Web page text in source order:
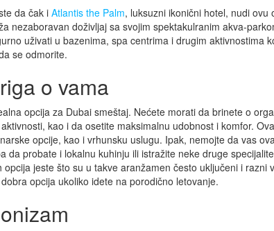
da čak i Atlantis the Palm, luksuzni ikonični hotel, nudi
nezaboravan doživljaj sa svojim spektakulranim akva-
uživati u bazenima, spa centrima i drugim aktivnostima
se odmorite.
o vama
opcija za Dubai smeštaj. Nećete morati da brinete o
kao i da osetite maksimalnu udobnost i komfor.
opcije, kao i vrhunsku uslugu. Ipak, nemojte da vas
da probate i lokalnu kuhinju ili istražite neke druge
jeste što su u takve aranžamen često uključeni i razni
opcija ukoliko idete na porodično letovanje.